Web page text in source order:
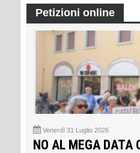
Petizioni online
Venerdì 31 Luglio 2026
NO AL MEGA DATA